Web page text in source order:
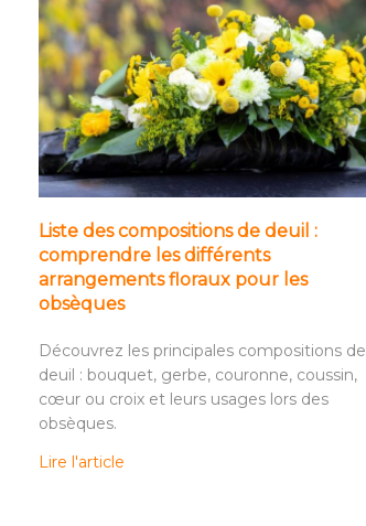
Liste des compositions de deuil :
comprendre les différents
arrangements floraux pour les
obsèques
Découvrez les principales compositions de
deuil : bouquet, gerbe, couronne, coussin,
cœur ou croix et leurs usages lors des
obsèques.
Lire l'article